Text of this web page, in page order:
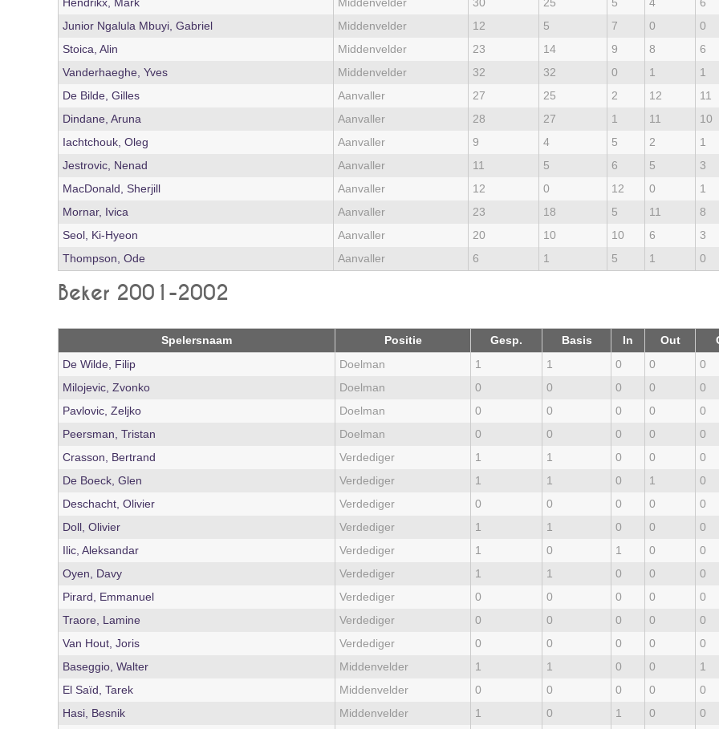
Junior Ngalula Mbuyi, Gabriel
Middenvelder 12 5 7 0
0
Stoica, Alin
Middenvelder 23 14 9 8
6
Vanderhaeghe, Yves
Middenvelder 32 32 0 1
1
De Bilde, Gilles
Aanvaller 27 25 2 12
11
Dindane, Aruna
Aanvaller 28 27 1 11
10
Iachtchouk, Oleg
Aanvaller 9 4 5 2
1
Jestrovic, Nenad
Aanvaller 11 5 6 5
3
MacDonald, Sherjill
Aanvaller 12 0 12 0
1
Mornar, Ivica
Aanvaller 23 18 5 11
8
Seol, Ki-Hyeon
Aanvaller 20 10 10 6
3
Thompson, Ode
Aanvaller 6 1 5 1 0
Beker 2001-2002
Spelersnaam Positie Gesp. Basis In Out
De Wilde, Filip
Doelman 1 1 0 0
0
Milojevic, Zvonko
Doelman 0 0 0 0
0
Pavlovic, Zeljko
Doelman 0 0 0 0
0
Peersman, Tristan
Doelman 0 0 0 0
0
Crasson, Bertrand
Verdediger 1 1 0 0
0
De Boeck, Glen
Verdediger 1 1 0 1
0
Deschacht, Olivier
Verdediger 0 0 0 0
0
Doll, Olivier
Verdediger 1 1 0 0
0
Ilic, Aleksandar
Verdediger 1 0 1 0
0
Oyen, Davy
Verdediger 1 1 0 0
0
Pirard, Emmanuel
Verdediger 0 0 0 0
0
Traore, Lamine
Verdediger 0 0 0 0
0
Van Hout, Joris
Verdediger 0 0 0 0
0
Baseggio, Walter
Middenvelder 1 1 0 0
1
El Saïd, Tarek
Middenvelder 0 0 0 0
0
Hasi, Besnik
Middenvelder 1 0 1 0
0